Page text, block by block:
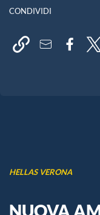
CONDIVIDI
HELLAS VERONA
NUOVA